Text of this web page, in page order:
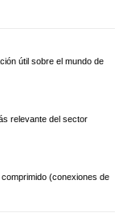
útil sobre el mundo de
relevante del sector
(conexiones de